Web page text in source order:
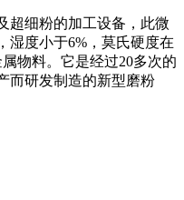
超细粉的加工设备，此微
湿度小于6%，莫氏硬度在
物料。它是经过20多次的
而研发制造的新型磨粉